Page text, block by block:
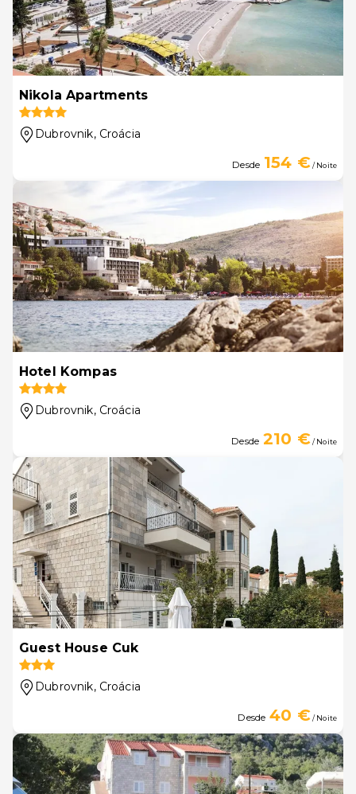
Nikola Apartments
Dubrovnik, Croácia
Desde 154 €/ Noite
Hotel Kompas
Dubrovnik, Croácia
Desde 210 €/ Noite
Guest House Cuk
Dubrovnik, Croácia
Desde 40 €/ Noite